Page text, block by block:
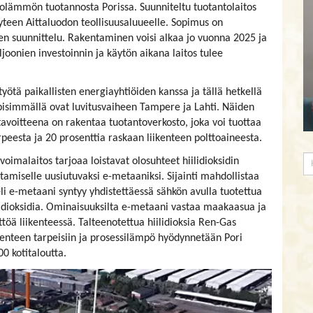
tuotannosta Porissa. Suunniteltu tuotantolaitos
Aittaluodon teollisuusaluueelle. Sopimus on
suunnittelu. Rakentaminen voisi alkaa jo vuonna 2025 ja
investoinnin ja käytön aikana laitos tulee
paikallisten energiayhtiöiden kanssa ja tällä hetkellä
ovat luvitusvaiheen Tampere ja Lahti. Näiden
on rakentaa tuotantoverkosto, joka voi tuottaa
ja 20 prosenttia raskaan liikenteen polttoaineesta.
tarjoaa loistavat olosuhteet hiilidioksidin
uusiutuvaksi e-metaaniksi. Sijainti mahdollistaa
metaani syntyy yhdistettäessä sähkön avulla tuotettua
Ominaisuuksilta e-metaani vastaa maakaasua ja
liikenteessä. ​​​​​​​Talteenotettua hiilidioksia Ren-Gas
tarpeisiin ja prosessilämpö hyödynnetään Pori
kotitaloutta.